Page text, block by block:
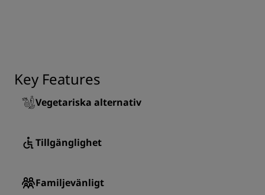
Key Features
Vegetariska alternativ
Tillgänglighet
Familjevänligt